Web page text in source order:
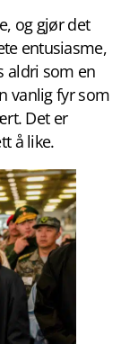
og gjør det
entusiasme,
aldri som en
vanlig fyr som
Det er
å like.